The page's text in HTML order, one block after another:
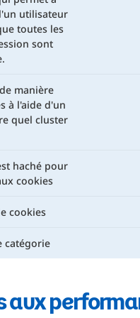
utilisateur
toutes les
sont
manière
à l'aide d'un
quel cluster
haché pour
cookies
cookies
catégorie
aux